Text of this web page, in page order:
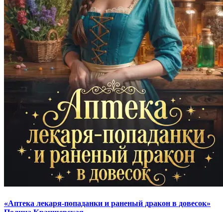
«Аптека лекаря-попаданки и раненый дракон в довесок»